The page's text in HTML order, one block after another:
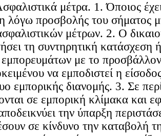
μέτρα. 1. Όποιος
λόγω προσβολής του σήματος
μέτρων. 2. Ο
τη συντηρητική κατάσχεση
με το προσβάλλον
να εμποδιστεί η
εμπορικής διανομής. 3. Σε
σε εμπορική κλίμακα και
την ύπαρξη
σε κίνδυνο την καταβολή